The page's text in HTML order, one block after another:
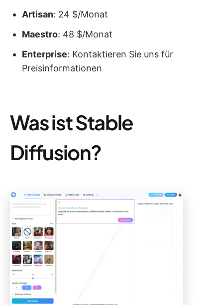
Artisan: 24 $/Monat
Maestro: 48 $/Monat
Enterprise: Kontaktieren Sie uns für
Preisinformationen
Was ist Stable
Diffusion?